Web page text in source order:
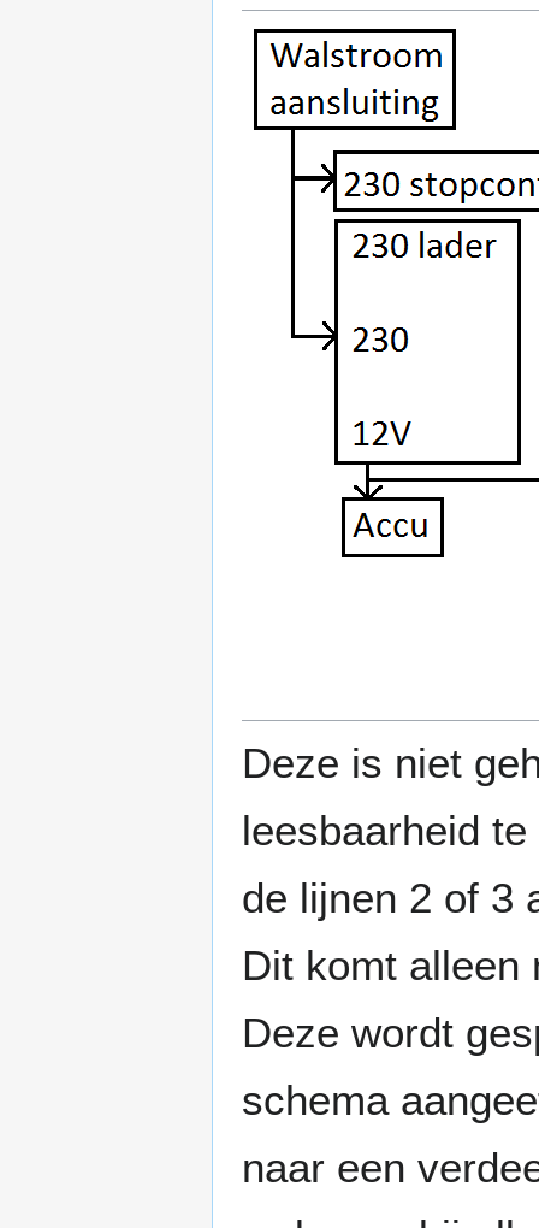
Deze is niet
leesbaarheid
de lijnen 2 of 3
Dit komt alleen
Deze wordt
schema
naar een